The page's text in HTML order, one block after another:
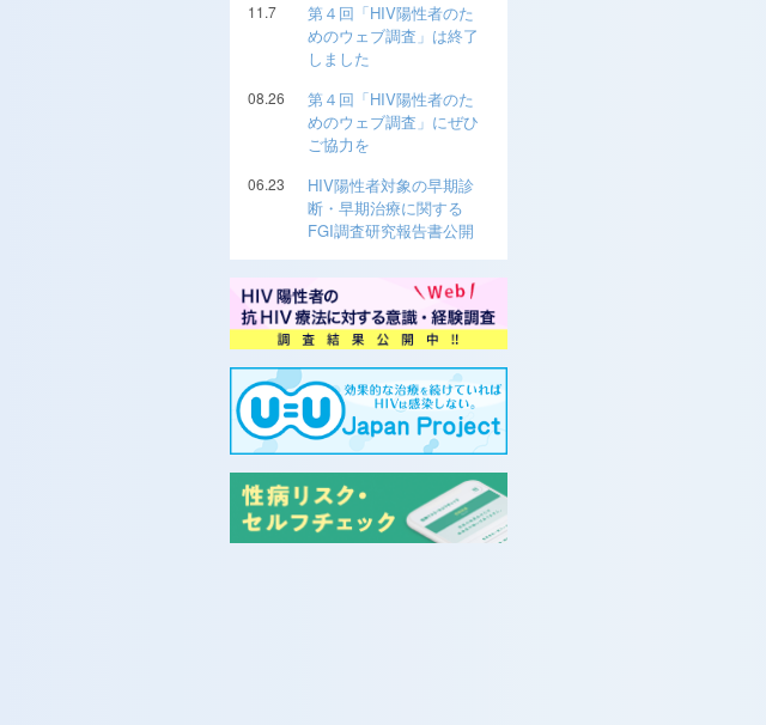
11.7
第４回「HIV陽性者のた
めのウェブ調査」は終了
しました
08.26
第４回「HIV陽性者のた
めのウェブ調査」にぜひ
ご協力を
06.23
HIV陽性者対象の早期診
断・早期治療に関する
FGI調査研究報告書公開